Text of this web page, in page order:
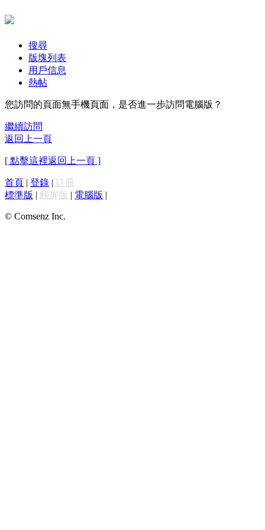
搜尋
版塊列表
用戶信息
熱帖
您訪問的頁面無手機頁面，是否進一步訪問電腦版？
繼續訪問
返回上一頁
[ 點擊這裡返回上一頁 ]
首頁 | 登錄 | 註冊
標準版 | 觸屏版 | 電腦版 |
© Comsenz Inc.